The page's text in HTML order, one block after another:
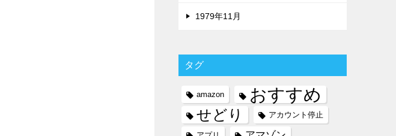
1979年11月
タグ
amazon おすすめ
せどり アカウント停止